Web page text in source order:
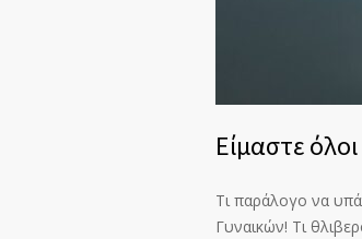
Είμαστε όλοι
Τι παράλογο να
Γυναικών! Τι